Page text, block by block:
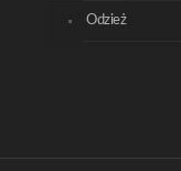
Odzież